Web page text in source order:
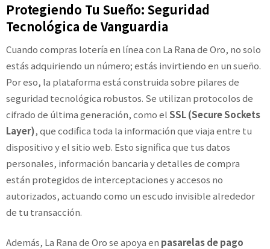
Protegiendo Tu Sueño: Seguridad
Tecnológica de Vanguardia
Cuando compras lotería en línea con La Rana de Oro, no solo
estás adquiriendo un número; estás invirtiendo en un sueño.
Por eso, la plataforma está construida sobre pilares de
seguridad tecnológica robustos. Se utilizan protocolos de
cifrado de última generación, como elSSL (Secure Sockets
Layer), que codifica toda la información que viaja entre tu
dispositivo y el sitio web. Esto significa que tus datos
personales, información bancaria y detalles de compra
están protegidos de interceptaciones y accesos no
autorizados, actuando como un escudo invisible alrededor
de tu transacción.
Además, La Rana de Oro se apoya en pasarelas de pago